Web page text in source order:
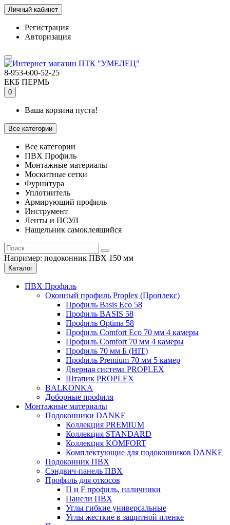
Личный кабинет
Регистрация
Авторизация
8-953-600-52-25
ЕКБ ПЕРМЬ
0
Ваша корзина пуста!
Все категории
Все категории
ПВХ Профиль
Монтажные материалы
Москитные сетки
Фурнитура
Уплотнитель
Армирующий профиль
Инструмент
Ленты и ПСУЛ
Нащельник самоклеящийся
Например: подоконник ПВХ 150 мм
Каталог
ПВХ Профиль
Оконный профиль Proplex (Проплекс)
Профиль Basis Eco 58
Профиль BASIS 58
Профиль Optima 58
Профиль Comfort Eco 70 мм 4 камеры
Профиль Comfort 70 мм 4 камеры
Профиль 70 мм Б (HIT)
Профиль Premium 70 мм 5 камер
Дверная система PROPLEX
Штапик PROPLEX
BALKONKA
Доборные профиля
Монтажные материалы
Подоконники DANKE
Коллекция PREMIUM
Коллекция STANDARD
Коллекция KOMFORT
Комплектующие для подоконников DANKE
Подоконник ПВХ
Сэндвич-панель ПВХ
Профиль для откосов
П и F профиль, наличники
Панели ПВХ
Углы гибкие универсальные
Углы жесткие в защитной пленке